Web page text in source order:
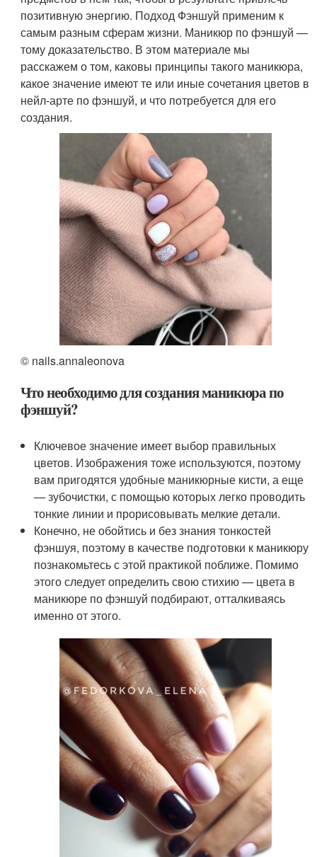
позитивную энергию. Подход Фэншуй применим к
самым разным сферам жизни. Маникюр по фэншуй —
тому доказательство. В этом материале мы
расскажем о том, каковы принципы такого маникюра,
какое значение имеют те или иные сочетания цветов в
нейл-арте по фэншуй, и что потребуется для его
создания.
© nails.annaleonova
Что необходимо для создания маникюра по
фэншуй?
Ключевое значение имеет выбор правильных
цветов. Изображения тоже используются, поэтому
вам пригодятся удобные маникюрные кисти, а еще
— зубочистки, с помощью которых легко проводить
тонкие линии и прорисовывать мелкие детали.
Конечно, не обойтись и без знания тонкостей
фэншуя, поэтому в качестве подготовки к маникюру
познакомьтесь с этой практикой поближе. Помимо
этого следует определить свою стихию — цвета в
маникюре по фэншуй подбирают, отталкиваясь
именно от этого.